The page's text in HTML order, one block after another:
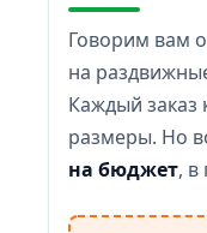
Говорим вам
на
Каждый заказ
размеры. Но
на бюджет, в